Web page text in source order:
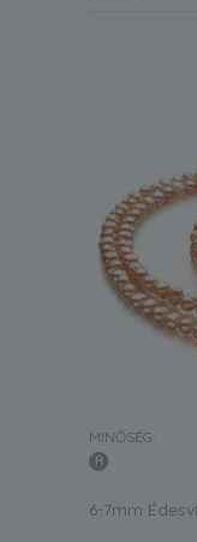
MINŐSÉG:
6-7mm